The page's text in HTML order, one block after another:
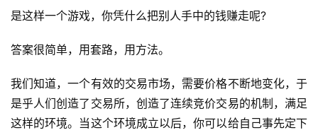
是这样一个游戏，你凭什么把别人手中的钱赚走呢?
答案很简单，用套路，用方法。
我们知道，一个有效的交易市场，需要价格不断地变化，于
是乎人们创造了交易所，创造了连续竞价交易的机制，满足
这样的环境。当这个环境成立以后，你可以给自己事先定下